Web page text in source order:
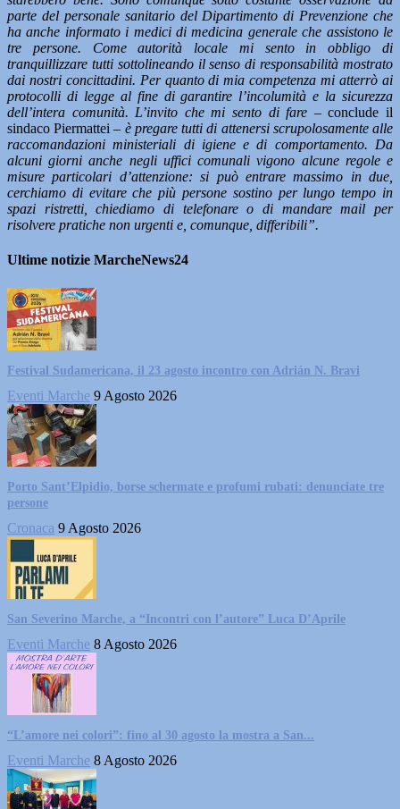
parte del personale sanitario del Dipartimento di Prevenzione che
ha anche informato i medici di medicina generale che assistono le
tre persone. Come autorità locale mi sento in obbligo di
tranquillizzare tutti sottolineando il senso di responsabilità mostrato
dai nostri concittadini. Per quanto di mia competenza mi atterrò ai
protocolli di legge al fine di garantire l’incolumità e la sicurezza
dell’intera comunità. L’invito che mi sento di fare –conclude il
sindaco Piermattei– è pregare tutti di attenersi scrupolosamente alle
raccomandazioni ministeriali di igiene e di comportamento. Da
alcuni giorni anche negli uffici comunali vigono alcune regole e
misure particolari d’attenzione: si può entrare massimo in due,
cerchiamo di evitare che più persone sostino per lungo tempo in
spazi ristretti, chiediamo di telefonare o di mandare mail per
risolvere pratiche non urgenti e, comunque, differibili”.
Ultime notizie MarcheNews24
Festival Sudamericana, il 23 agosto incontro con Adrián N. Bravi
Eventi Marche 9 Agosto 2026
Porto Sant’Elpidio, borse schermate e profumi rubati: denunciate tre
persone
Cronaca 9 Agosto 2026
San Severino Marche, a “Incontri con l’autore” Luca D’Aprile
Eventi Marche 8 Agosto 2026
“L’amore nei colori”: fino al 30 agosto la mostra a San...
Eventi Marche 8 Agosto 2026